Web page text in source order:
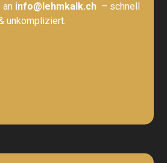
info@lehmkalk.ch– schnell
unkompliziert.